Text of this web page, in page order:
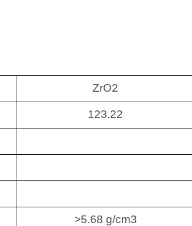
ZrO2
123.22
>5.68 g/cm3